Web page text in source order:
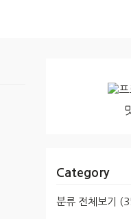
Category
분류 전체보기